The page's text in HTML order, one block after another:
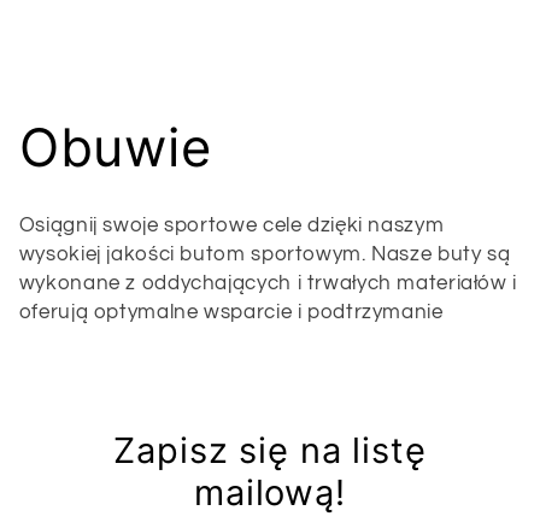
K
o
l
e
Obuwie
Osiągnij swoje sportowe cele dzięki naszym
wysokiej jakości butom sportowym. Nasze buty są
wykonane z oddychających i trwałych materiałów i
oferują optymalne wsparcie i podtrzymanie
Zapisz się na listę
mailową!